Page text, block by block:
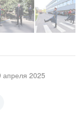
апреля 2025